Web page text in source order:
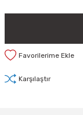
Karşılaştır